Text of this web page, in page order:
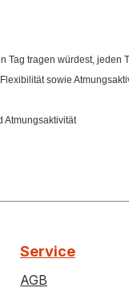
tragen würdest,
sowie
Atmungsaktivität
Service
AGB